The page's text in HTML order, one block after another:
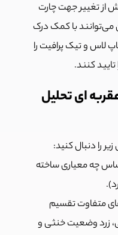
از تغییر جهت چارت
می‌توانند با کمک درک
لاس و تیک پرافیت را
کنند.
ای تحلیل
را دنبال کنید:
چه معیاری ساخته
متفاوت تقسیم
زرد وضعیت خنثی و